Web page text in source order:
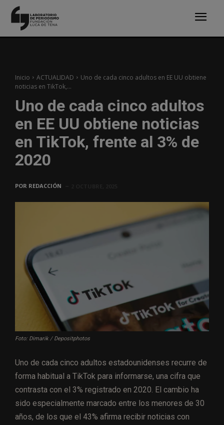
Inicio ACTUALIDAD
Uno de cada cinco adultos en EE UU obtiene
noticias en TikTok,...
Uno de cada cinco adultos
en EE UU obtiene noticias
en TikTok, frente al 3% de
2020
POR REDACCIÓN
Foto: Dimarik / Depositphotos
Uno de cada cinco adultos estadounidenses recurre de
forma habitual a TikTok para informarse, una cifra que
contrasta con el 3% registrado en 2020. El cambio ha
sido especialmente marcado entre los menores de 30
años, de los que el 43% afirma recibir noticias con